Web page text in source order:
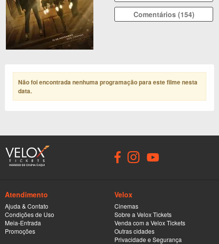
Comentários (154)
Não foi encontrada nenhuma programação para este filme nesta
data.
Atendimento
Ajuda & Contato
Condições de Uso
Meia-Entrada
Promoções
Velox
Cinemas
Sobre a Velox Tickets
Venda com a Velox Tickets
Outras cidades
Privacidade e Segurança